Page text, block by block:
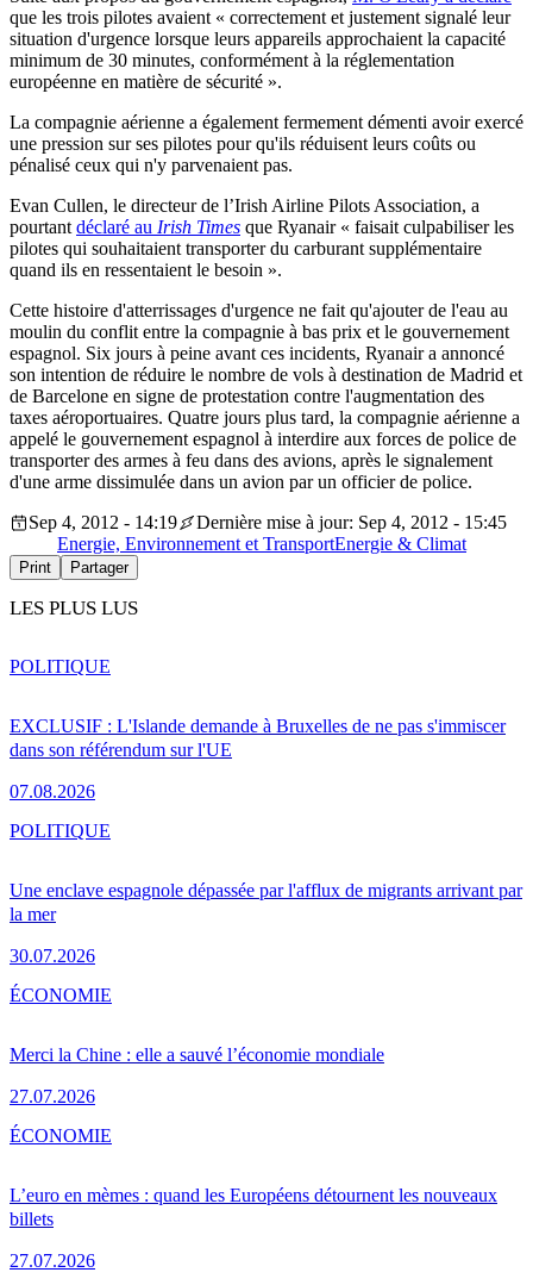
que les trois pilotes avaient « correctement et justement signalé leur
situation d'urgence lorsque leurs appareils approchaient la capacité
minimum de 30 minutes, conformément à la réglementation
européenne en matière de sécurité ».
La compagnie aérienne a également fermement démenti avoir exercé
une pression sur ses pilotes pour qu'ils réduisent leurs coûts ou
pénalisé ceux qui n'y parvenaient pas.
Evan Cullen, le directeur de l’Irish Airline Pilots Association, a
pourtant déclaré au Irish Times que Ryanair « faisait culpabiliser les
pilotes qui souhaitaient transporter du carburant supplémentaire
quand ils en ressentaient le besoin ».
Cette histoire d'atterrissages d'urgence ne fait qu'ajouter de l'eau au
moulin du conflit entre la compagnie à bas prix et le gouvernement
espagnol. Six jours à peine avant ces incidents, Ryanair a annoncé
son intention de réduire le nombre de vols à destination de Madrid et
de Barcelone en signe de protestation contre l'augmentation des
taxes aéroportuaires. Quatre jours plus tard, la compagnie aérienne a
appelé le gouvernement espagnol à interdire aux forces de police de
transporter des armes à feu dans des avions, après le signalement
d'une arme dissimulée dans un avion par un officier de police.
Sep 4, 2012 - 14:19
Dernière mise à jour: Sep 4, 2012 - 15:45
Energie, Environnement et TransportEnergie & Climat
Print Partager
LES PLUS LUS
EXCLUSIF : L'Islande demande à Bruxelles de ne pas s'immiscer
dans son référendum sur l'UE
07.08.2026
POLITIQUE
Une enclave espagnole dépassée par l'afflux de migrants arrivant par
la mer
30.07.2026
POLITIQUE
Merci la Chine : elle a sauvé l’économie mondiale
27.07.2026
ÉCONOMIE
L’euro en mèmes : quand les Européens détournent les nouveaux
billets
27.07.2026
ÉCONOMIE